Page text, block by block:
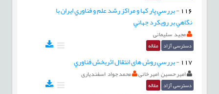
116
-بررسي پار كها و مراكز رشد علم و فناوري ايران با
نگاهي بر رويكرد جهاني
مجید سلیمانی
دسترسی آزاد مقاله
117
-بررسي روش های انتقال اثربخش فناوري
امیر حسین امیر خانی محمد جواد اسفندیاری
دسترسی آزاد مقاله